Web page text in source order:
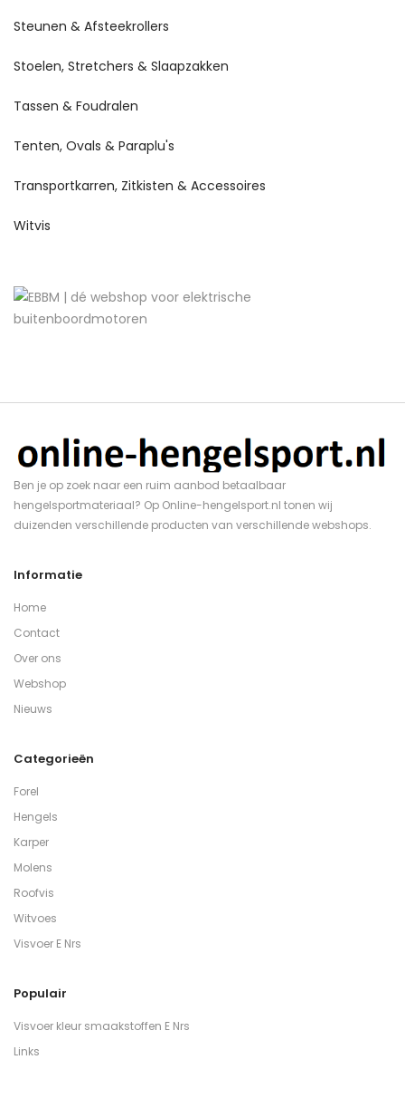
Steunen & Afsteekrollers
Stoelen, Stretchers & Slaapzakken
Tassen & Foudralen
Tenten, Ovals & Paraplu's
Transportkarren, Zitkisten & Accessoires
Witvis
Ben je op zoek naar een ruim aanbod betaalbaar
hengelsportmateriaal? Op Online-hengelsport.nl tonen wij
duizenden verschillende producten van verschillende webshops.
Informatie
Home
Contact
Over ons
Webshop
Nieuws
Categorieën
Forel
Hengels
Karper
Molens
Roofvis
Witvoes
Visvoer E Nrs
Populair
Visvoer kleur smaakstoffen E Nrs
Links